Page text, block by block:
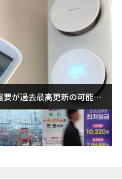
が過去最高更新の可能性